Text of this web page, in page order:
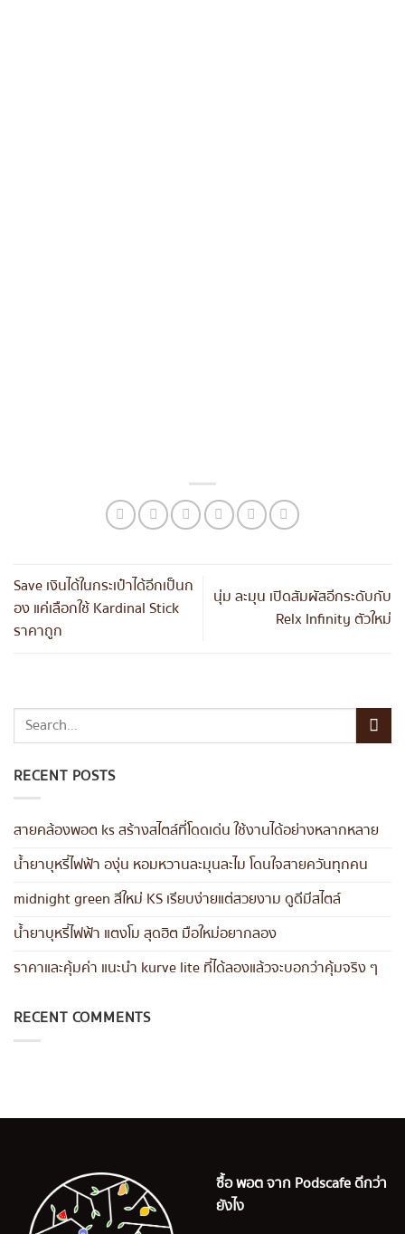
Save เงินได้ในกระเป๋าได้อีกเป็นก
อง แค่เลือกใช้ Kardinal Stick
ราคาถูก
นุ่ม ละมุน เปิดสัมผัสอีกระดับกับ
Relx Infinity ตัวใหม่
RECENT POSTS
สายคล้องพอต ks สร้างสไตล์ที่โดดเด่น ใช้งานได้อย่างหลากหลาย
น้ำยาบุหรี่ไฟฟ้า องุ่น หอมหวานละมุนละไม โดนใจสายควันทุกคน
midnight green สีใหม่ KS เรียบง่ายแต่สวยงาม ดูดีมีสไตล์
น้ำยาบุหรี่ไฟฟ้า แตงโม สุดฮิต มือใหม่อยากลอง
ราคาและคุ้มค่า แนะนำ kurve lite ที่ได้ลองแล้วจะบอกว่าคุ้มจริง ๆ
RECENT COMMENTS
ซื้อ พอต จาก Podscafe ดีกว่า
ยังไง